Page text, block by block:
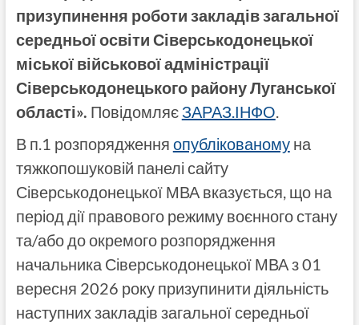
призупинення роботи закладів загальної
середньої освіти Сіверськодонецької
міської військової адміністрації
Сіверськодонецького району Луганської
області». ПовідомляєЗАРАЗ.ІНФО
В п.1 розпорядження опублікованомуна
тяжкопошуковій панелі сайту
Сіверськодонецької МВА вказується, що на
період дії правового режиму воєнного стану
та/або до окремого розпорядження
начальника Сіверськодонецької МВА з 01
вересня 2026 року призупинити діяльність
наступних закладів загальної середньої